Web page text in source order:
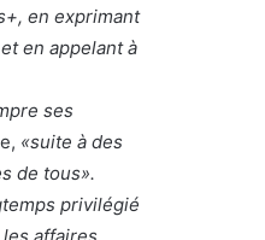
en exprimant
en appelant à
ses
«suite à des
de tous».
privilégié
affaires